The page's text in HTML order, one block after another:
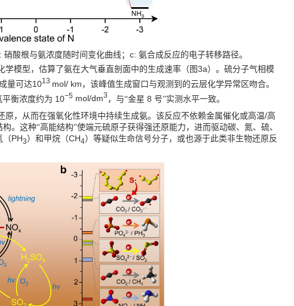
硝酸根与氨浓度随时间变化曲线；c:氨合成反应的电子转移路径。
模型，估算了氨在大气垂直剖面中的生成速率（图3a）。硫分子气相模
量可达1013 mol/ km ，该峰值生成窗口与观测到的云层化学异常区吻合。
衡浓度约为 10−5 mol/dm3 ，与“金星 8 号”实测水平一致。
，从而在强氧化性环境中持续生成氨。该反应不依赖金属催化或高温/高
。这种“高能结构”使端元硫原子获得强还原能力，进而驱动碳、氮、硫、
（PH3）和甲烷（CH4）等疑似生命信号分子，或也源于此类非生物还原反